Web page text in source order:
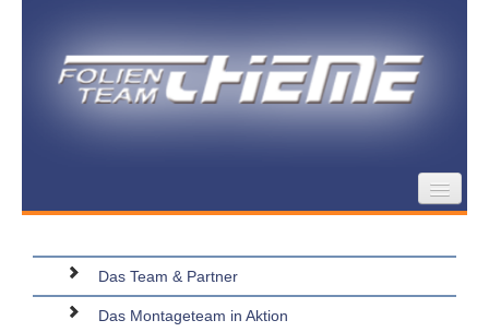
Design von Wand-/Glasflächen
Thieme Folienteam
Das Team & Partner
Das Montageteam in Aktion